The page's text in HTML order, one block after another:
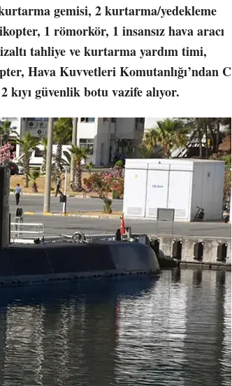
gemisi, 2 kurtarma/yedekleme
1 römorkör, 1 insansız hava aracı
tahliye ve kurtarma yardım timi,
Hava Kuvvetleri Komutanlığı’ndan C
kıyı güvenlik botu vazife alıyor.